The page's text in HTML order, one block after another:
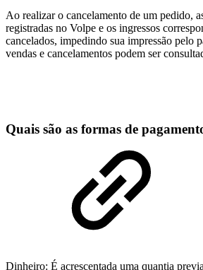
Ao realizar o cancelamento de um pedido,
registradas no Volpe e os ingressos
cancelados, impedindo sua impressão pelo
vendas e cancelamentos podem ser
Quais são as formas de
Dinheiro: É acrescentada uma quantia